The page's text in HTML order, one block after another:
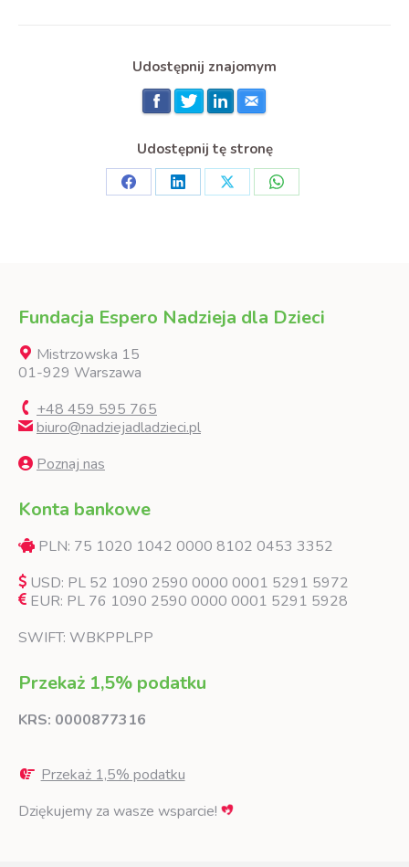
Udostępnij znajomym
Udostępnij tę stronę
Share
Share
Share
Share
Fundacja Espero Nadzieja dla Dzieci
Mistrzowska 15
01-929 Warszawa
+48 459 595 765
biuro@nadziejadladzieci.pl
Poznaj nas
Konta bankowe
PLN: 75 1020 1042 0000 8102 0453 3352
USD: PL 52 1090 2590 0000 0001 5291 5972
EUR: PL 76 1090 2590 0000 0001 5291 5928
SWIFT: WBKPPLPP
Przekaż 1,5% podatku
KRS: 0000877316
Przekaż 1,5% podatku
Dziękujemy za wasze wsparcie!